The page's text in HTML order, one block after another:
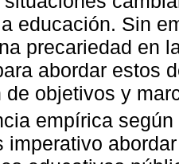
educación. Sin
precariedad en
abordar estos
de objetivos y
empírica
imperativo